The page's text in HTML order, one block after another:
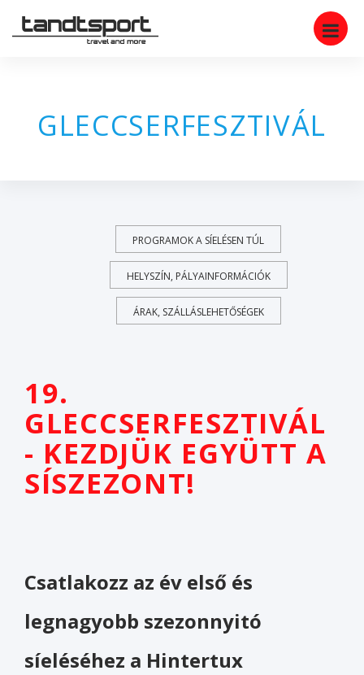
GLECCSERFESZTIVÁL
PROGRAMOK A SÍELÉSEN TÚL
HELYSZÍN, PÁLYAINFORMÁCIÓK
ÁRAK, SZÁLLÁSLEHETŐSÉGEK
19.
GLECCSERFESZTIVÁL
- KEZDJÜK EGYÜTT A
SÍSZEZONT!
Csatlakozz az év első és
legnagyobb szezonnyitó
síeléséhez a Hintertux